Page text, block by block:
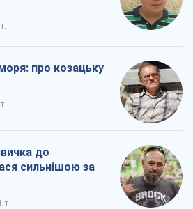
про козацьку
до
сильнішою за
т.